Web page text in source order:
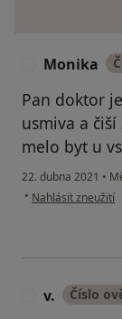
Monika
Pan doktor
usmiva a
melo byt u
22. dubna 2021 •
• podle názoru
Nahlásit zneužití
v. Číslo